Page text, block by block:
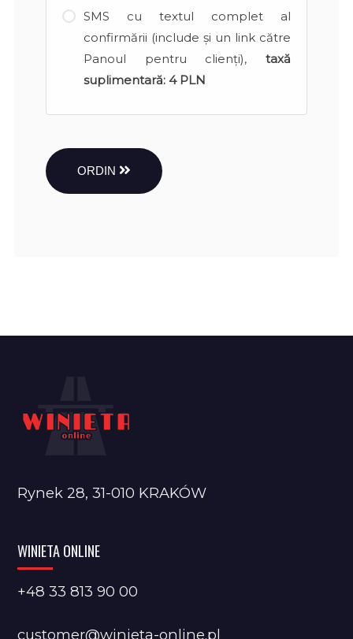
SMS cu textul complet al
confirmării (include și un link către
Panoul pentru clienți), taxă
suplimentară: 4 PLN
ORDIN
Rynek 28, 31-010 KRAKÓW
WINIETA ONLINE
+48 33 813 90 00
customer@winieta-online.pl